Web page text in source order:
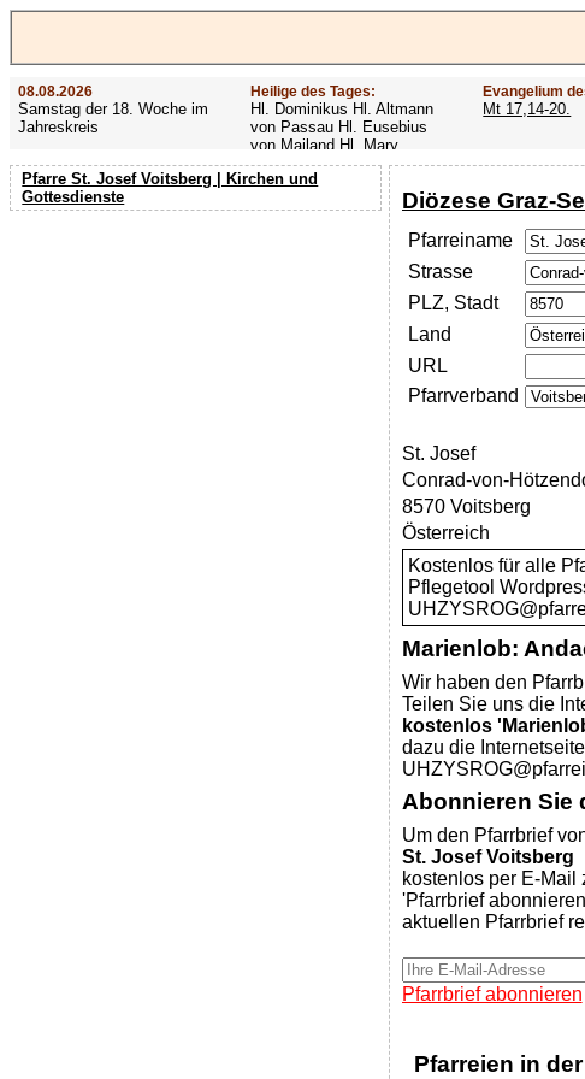
08.08.2026
Samstag der 18. Woche im
Jahreskreis
Heilige des Tages:
Hl. Dominikus Hl. Altmann
von Passau Hl. Eusebius
von Mailand Hl. Mary
MacKillop Hl. Cyriakus Hl.
Hildiger Vierzehn heilige
Nothelfer Hl. Famian Hl.
Evangelium
Mt 17,14-20.
Pfarre St. Josef Voitsberg | Kirchen und
Gottesdienste
Diözese Graz-
Pfarreiname
Strasse
PLZ, Stadt
Land
URL
Pfarrverband
St. Josef
Conrad-von-
8570 Voitsberg
Österreich
Kostenlos für alle
Pflegetool
Marienlob:
Wir haben den
Teilen Sie uns die
kostenlos
dazu die
Abonnieren Sie
Um den Pfarrbrief
St. Josef Voitsberg
kostenlos per E-Mail
'Pfarrbrief
aktuellen Pfarrbrief
Pfarrbrief abonnieren
Pfarreien in